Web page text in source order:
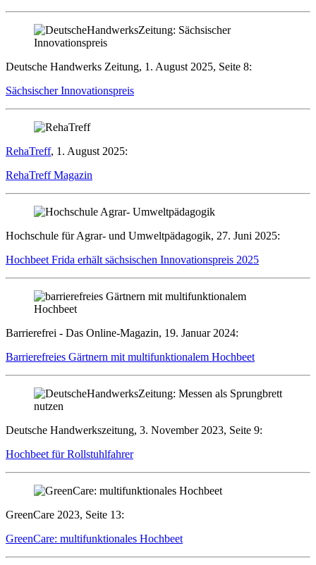
Deutsche Handwerks Zeitung, 1. August 2025, Seite 8:
Sächsischer Innovationspreis
RehaTreff, 1. August 2025:
RehaTreff Magazin
Hochschule für Agrar- und Umweltpädagogik, 27. Juni 2025:
Hochbeet Frida erhält sächsischen Innovationspreis 2025
Barrierefrei - Das Online-Magazin, 19. Januar 2024:
Barrierefreies Gärtnern mit multifunktionalem Hochbeet
Deutsche Handwerkszeitung, 3. November 2023, Seite 9:
Hochbeet für Rollstuhlfahrer
GreenCare 2023, Seite 13:
GreenCare: multifunktionales Hochbeet